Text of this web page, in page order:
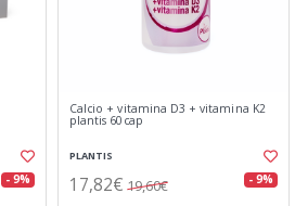
- 9%
Calcio + vitamina D3 + vitamina K2
plantis 60cap
PLANTIS
17,82€ 19,60€ - 9%